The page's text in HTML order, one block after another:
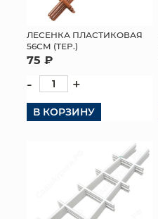
ЛЕСЕНКА ПЛАСТИКОВАЯ
56СМ (ТЕР.)
75 ₽
- +
В КОРЗИНУ